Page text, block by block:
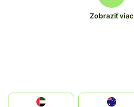
Zobraziť viac
الإمارات العربية المتحدة